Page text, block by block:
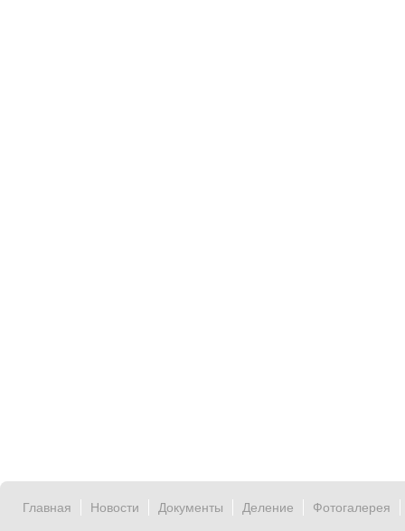
Главная Новости Документы Деление Фотогалерея